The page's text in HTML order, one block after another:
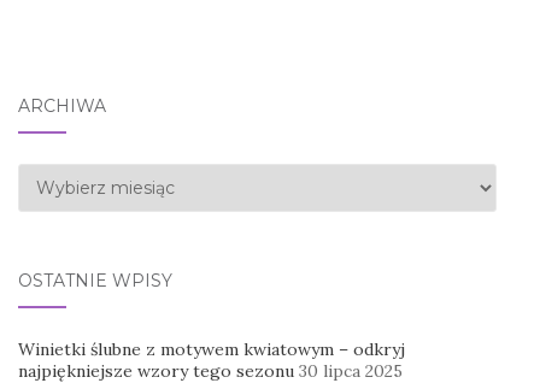
ARCHIWA
Archiwa
OSTATNIE WPISY
Winietki ślubne z motywem kwiatowym – odkryj
najpiękniejsze wzory tego sezonu 30 lipca 2025